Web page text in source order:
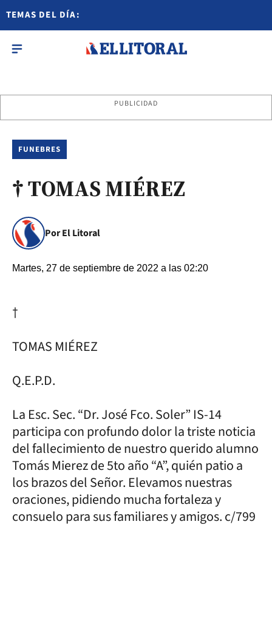
TEMAS DEL DÍA:
PUBLICIDAD
FUNEBRES
† TOMAS MIÉREZ
Por El Litoral
Martes, 27 de septiembre de 2022 a las 02:20
†
TOMAS MIÉREZ
Q.E.P.D.
La Esc. Sec. “Dr. José Fco. Soler” IS-14
participa con profundo dolor la triste noticia
del fallecimiento de nuestro querido alumno
Tomás Mierez de 5to año “A”, quién patio a
los brazos del Señor. Elevamos nuestras
oraciones, pidiendo mucha fortaleza y
consuelo para sus familiares y amigos. c/799